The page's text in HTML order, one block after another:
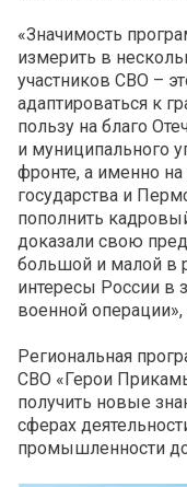
«Значимость
измерить в
участников СВО –
адаптироваться к
пользу на благо
и муниципального
фронте, а именно
государства и
пополнить
доказали свою
большой и малой в
интересы России в
военной
Региональная
СВО «Герои
получить новые
сферах
промышленности